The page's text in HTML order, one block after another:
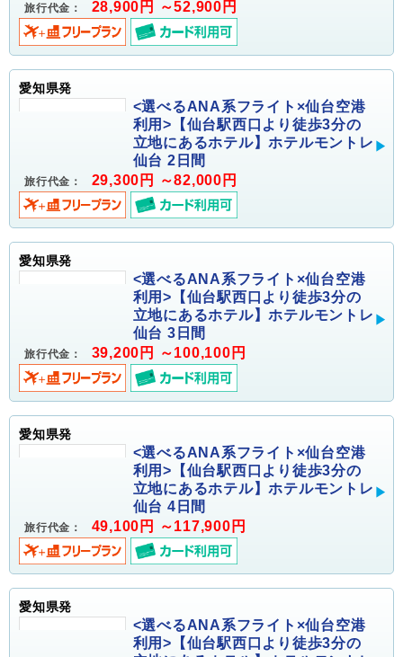
旅行代金： 28,900円 ～52,900円
愛知県発
<選べるANA系フライト×仙台空港
利用>【仙台駅西口より徒歩3分の
立地にあるホテル】ホテルモントレ
仙台 2日間
旅行代金： 29,300円 ～82,000円
愛知県発
<選べるANA系フライト×仙台空港
利用>【仙台駅西口より徒歩3分の
立地にあるホテル】ホテルモントレ
仙台 3日間
旅行代金： 39,200円 ～100,100円
愛知県発
<選べるANA系フライト×仙台空港
利用>【仙台駅西口より徒歩3分の
立地にあるホテル】ホテルモントレ
仙台 4日間
旅行代金： 49,100円 ～117,900円
愛知県発
<選べるANA系フライト×仙台空港
利用>【仙台駅西口より徒歩3分の